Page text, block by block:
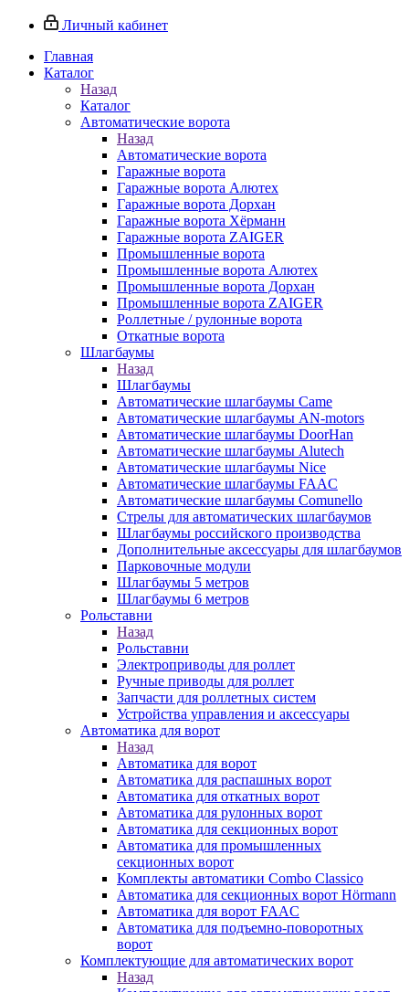
Личный кабинет
Главная
Каталог
Назад
Каталог
Автоматические ворота
Назад
Автоматические ворота
Гаражные ворота
Гаражные ворота Алютех
Гаражные ворота Дорхан
Гаражные ворота Хёрманн
Гаражные ворота ZAIGER
Промышленные ворота
Промышленные ворота Алютех
Промышленные ворота Дорхан
Промышленные ворота ZAIGER
Роллетные / рулонные ворота
Откатные ворота
Шлагбаумы
Назад
Шлагбаумы
Автоматические шлагбаумы Came
Автоматические шлагбаумы AN-motors
Автоматические шлагбаумы DoorHan
Автоматические шлагбаумы Alutech
Автоматические шлагбаумы Nice
Автоматические шлагбаумы FAAC
Автоматические шлагбаумы Comunello
Стрелы для автоматических шлагбаумов
Шлагбаумы российского производства
Дополнительные аксессуары для шлагбаумов
Парковочные модули
Шлагбаумы 5 метров
Шлагбаумы 6 метров
Рольставни
Назад
Рольставни
Электроприводы для роллет
Ручные приводы для роллет
Запчасти для роллетных систем
Устройства управления и аксессуары
Автоматика для ворот
Назад
Автоматика для ворот
Автоматика для распашных ворот
Автоматика для откатных ворот
Автоматика для рулонных ворот
Автоматика для секционных ворот
Автоматика для промышленных
секционных ворот
Комплекты автоматики Combo Classico
Автоматика для секционных ворот Hörmann
Автоматика для ворот FAAC
Автоматика для подъемно-поворотных
ворот
Комплектующие для автоматических ворот
Назад